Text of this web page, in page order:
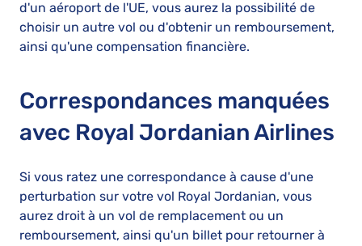
d'un aéroport de l'UE, vous aurez la possibilité de
choisir un autre vol ou d'obtenir un remboursement,
ainsi qu'une compensation financière.
Correspondances manquées
avec Royal Jordanian Airlines
Si vous ratez une correspondance à cause d'une
perturbation sur votre vol Royal Jordanian, vous
aurez droit à un vol de remplacement ou un
remboursement, ainsi qu'un billet pour retourner à